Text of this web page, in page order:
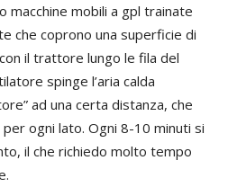
macchine mobili a gpl trainate
che coprono una superficie di
il trattore lungo le fila del
spinge l’aria calda
ad una certa distanza, che
ogni lato. Ogni 8-10 minuti si
il che richiedo molto tempo